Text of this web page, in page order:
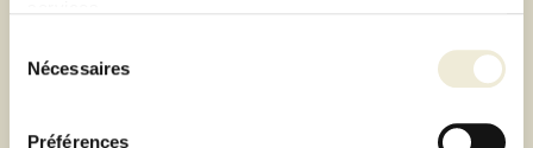
Nécessaires
Préférences